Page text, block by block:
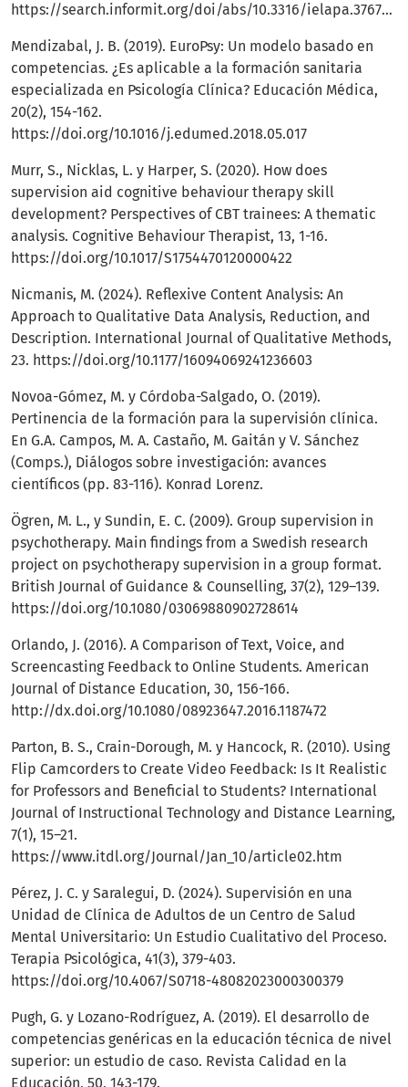
https://search.informit.org/doi/abs/10.3316/ielapa.376762809256535
Mendizabal, J. B. (2019). EuroPsy: Un modelo basado en
competencias. ¿Es aplicable a la formación sanitaria
especializada en Psicología Clínica? Educación Médica,
20(2), 154-162.
https://doi.org/10.1016/j.edumed.2018.05.017
Murr, S., Nicklas, L. y Harper, S. (2020). How does
supervision aid cognitive behaviour therapy skill
development? Perspectives of CBT trainees: A thematic
analysis. Cognitive Behaviour Therapist, 13, 1-16.
https://doi.org/10.1017/S1754470120000422
Nicmanis, M. (2024). Reflexive Content Analysis: An
Approach to Qualitative Data Analysis, Reduction, and
Description. International Journal of Qualitative Methods,
23. https://doi.org/10.1177/16094069241236603
Novoa-Gómez, M. y Córdoba-Salgado, O. (2019).
Pertinencia de la formación para la supervisión clínica.
En G.A. Campos, M. A. Castaño, M. Gaitán y V. Sánchez
(Comps.), Diálogos sobre investigación: avances
científicos (pp. 83-116). Konrad Lorenz.
Ögren, M. L., y Sundin, E. C. (2009). Group supervision in
psychotherapy. Main findings from a Swedish research
project on psychotherapy supervision in a group format.
British Journal of Guidance & Counselling, 37(2), 129–139.
https://doi.org/10.1080/03069880902728614
Orlando, J. (2016). A Comparison of Text, Voice, and
Screencasting Feedback to Online Students. American
Journal of Distance Education, 30, 156-166.
http://dx.doi.org/10.1080/08923647.2016.1187472
Parton, B. S., Crain-Dorough, M. y Hancock, R. (2010). Using
Flip Camcorders to Create Video Feedback: Is It Realistic
for Professors and Beneficial to Students? International
Journal of Instructional Technology and Distance Learning,
7(1), 15–21.
https://www.itdl.org/Journal/Jan_10/article02.htm
Pérez, J. C. y Saralegui, D. (2024). Supervisión en una
Unidad de Clínica de Adultos de un Centro de Salud
Mental Universitario: Un Estudio Cualitativo del Proceso.
Terapia Psicológica, 41(3), 379-403.
https://doi.org/10.4067/S0718-48082023000300379
Pugh, G. y Lozano-Rodríguez, A. (2019). El desarrollo de
competencias genéricas en la educación técnica de nivel
superior: un estudio de caso. Revista Calidad en la
Educación, 50, 143-179.